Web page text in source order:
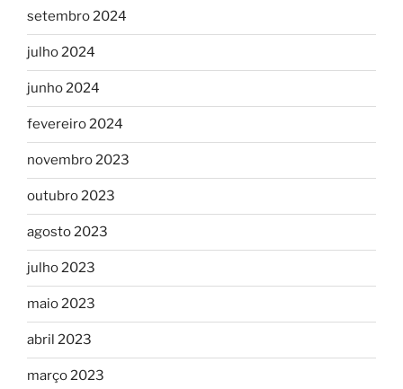
setembro 2024
julho 2024
junho 2024
fevereiro 2024
novembro 2023
outubro 2023
agosto 2023
julho 2023
maio 2023
abril 2023
março 2023